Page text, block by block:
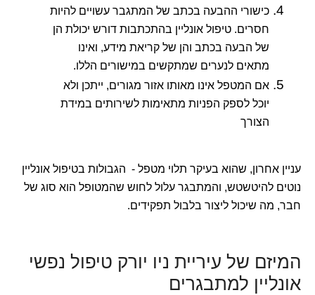
כישורי ההבעה בכתב של המתגבר עשויים להיות
חסרים. טיפול אונליין בהתכתבות דורש יכולת הן
של הבעה בכתב והן של קריאת מידע, ואינו
מתאים לנערים שמתקשים במישורים הללו.
אם המטפל אינו מאותו אזור מגורים, ייתכן ולא
יוכל לספק הפניות מתאימות לשירותים במידת
הצורך
עניין אחרון, שהוא בעיקר תלוי מטפל - הגבולות בטיפול אונליין
נוטים להיטשטש, והמתבגר עלול לחוש שהמטופל הוא סוג של
חבר, מה שיכול ליצור בלבול תפקידים.
המיזם של עיריית ניו יורק טיפול נפשי
אונליין למתבגרים